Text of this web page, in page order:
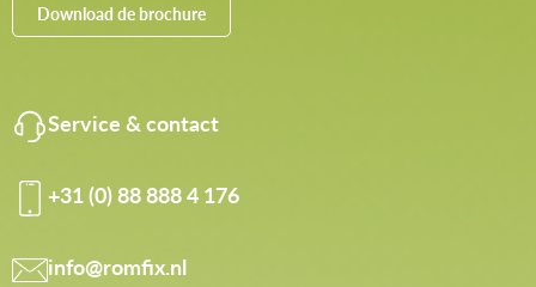
Download de brochure
Service & contact
+31 (0) 88 888 4 176
info@romfix.nl